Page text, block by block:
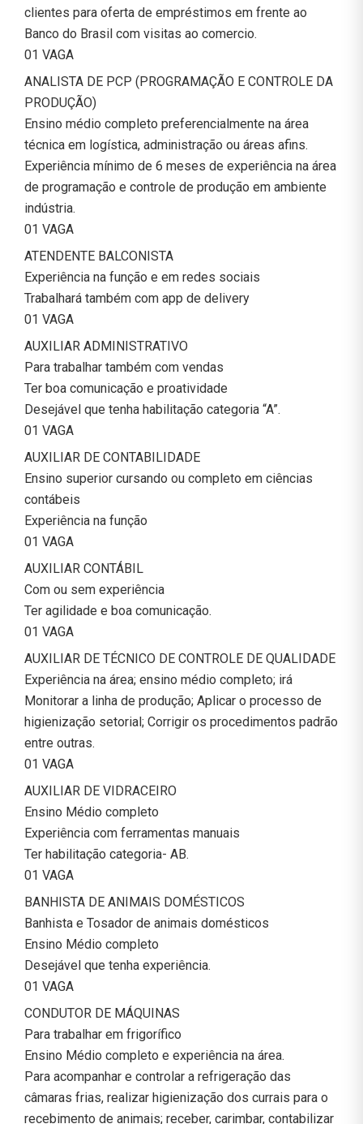
clientes para oferta de empréstimos em frente ao
Banco do Brasil com visitas ao comercio.
01 VAGA
ANALISTA DE PCP (PROGRAMAÇÃO E CONTROLE DA
PRODUÇÃO)
Ensino médio completo preferencialmente na área
técnica em logística, administração ou áreas afins.
Experiência mínimo de 6 meses de experiência na área
de programação e controle de produção em ambiente
indústria.
01 VAGA
ATENDENTE BALCONISTA
Experiência na função e em redes sociais
Trabalhará também com app de delivery
01 VAGA
AUXILIAR ADMINISTRATIVO
Para trabalhar também com vendas
Ter boa comunicação e proatividade
Desejável que tenha habilitação categoria “A”.
01 VAGA
AUXILIAR DE CONTABILIDADE
Ensino superior cursando ou completo em ciências
contábeis
Experiência na função
01 VAGA
AUXILIAR CONTÁBIL
Com ou sem experiência
Ter agilidade e boa comunicação.
01 VAGA
AUXILIAR DE TÉCNICO DE CONTROLE DE QUALIDADE
Experiência na área; ensino médio completo; irá
Monitorar a linha de produção; Aplicar o processo de
higienização setorial; Corrigir os procedimentos padrão
entre outras.
01 VAGA
AUXILIAR DE VIDRACEIRO
Ensino Médio completo
Experiência com ferramentas manuais
Ter habilitação categoria- AB.
01 VAGA
BANHISTA DE ANIMAIS DOMÉSTICOS
Banhista e Tosador de animais domésticos
Ensino Médio completo
Desejável que tenha experiência.
01 VAGA
CONDUTOR DE MÁQUINAS
Para trabalhar em frigorífico
Ensino Médio completo e experiência na área.
Para acompanhar e controlar a refrigeração das
câmaras frias, realizar higienização dos currais para o
recebimento de animais; receber, carimbar, contabilizar